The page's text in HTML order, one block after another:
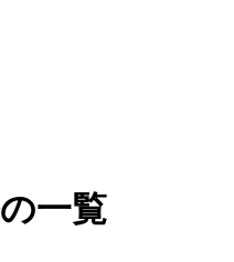
一覧